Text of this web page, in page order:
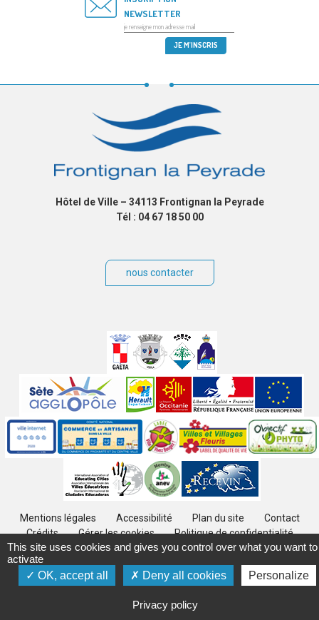
NEWSLETTER
Hôtel de Ville – 34113 Frontignan la Peyrade
Tél : 04 67 18 50 00
nous contacter
partenaires
Labels
Mentions légales Accessibilité Plan du site
Contact
Crédits
Gérer les cookies Politique de confidentialité
This site uses cookies and gives you control over what you want to
activate
OK, accept all
Deny all cookies Personalize
Privacy policy